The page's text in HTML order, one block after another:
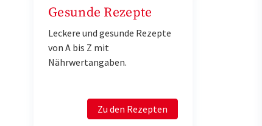
Gesunde Rezepte
Leckere und gesunde Rezepte
von A bis Z mit
Nährwertangaben.
Zu den Rezepten